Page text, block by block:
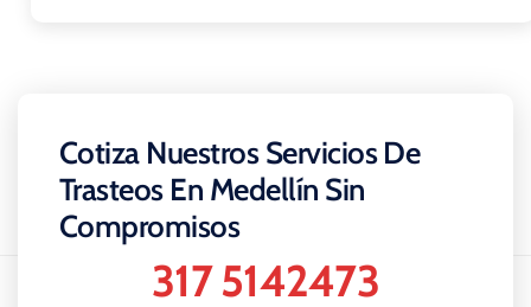
Cotiza Nuestros Servicios De
Trasteos En Medellín Sin
Compromisos
317 5142473